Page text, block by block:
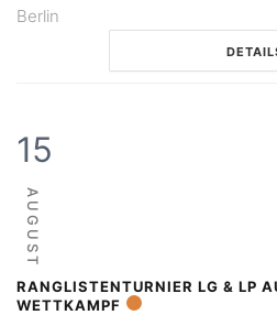
Berlin
15
AUGUST
RANGLISTENTURNIER LG & LP
WETTKAMPF